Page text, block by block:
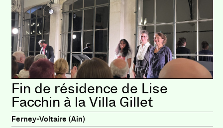
Fin de résidence de Lise
Facchin à la Villa Gillet
Ferney-Voltaire (Ain)